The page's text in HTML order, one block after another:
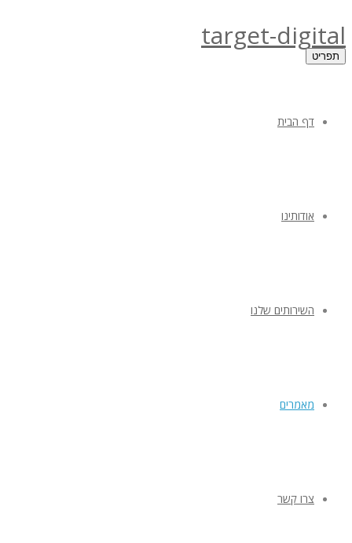
target-digital
תפריט
דף הבית
אודותינו
השירותים שלנו
מאמרים
צרו קשר